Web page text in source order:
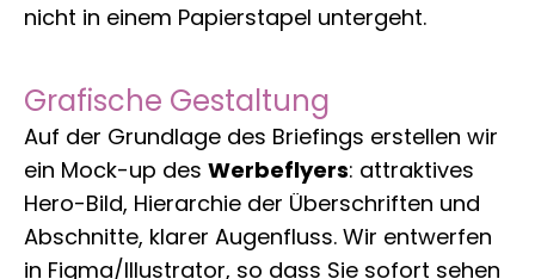
nicht in einem Papierstapel untergeht.
Grafische Gestaltung
Auf der Grundlage des Briefings erstellen wir
ein Mock-up des Werbeflyers: attraktives
Hero-Bild, Hierarchie der Überschriften und
Abschnitte, klarer Augenfluss. Wir entwerfen
in Figma/Illustrator, so dass Sie sofort sehen